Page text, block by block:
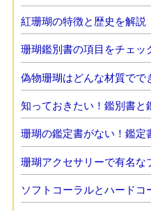
紅珊瑚の特徴と歴史を解説
珊瑚鑑別書の項目をチェッ
偽物珊瑚はどんな材質でで
知っておきたい！鑑別書と
珊瑚の鑑定書がない！鑑定
珊瑚アクセサリーで有名な
ソフトコーラルとハードコ